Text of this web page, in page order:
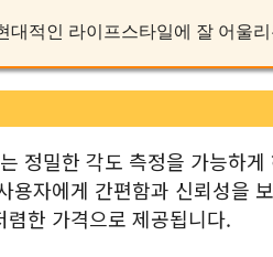
대적인 라이프스타일에 잘 어울
정밀한 각도 측정을 가능하
용자에게 간편함과 신뢰성을
한 가격으로 제공됩니다.